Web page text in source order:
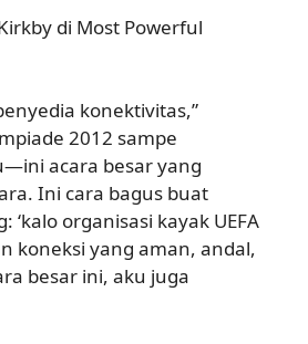
di Most Powerful
konektivitas,”
2012 sampe
acara besar yang
Ini cara bagus buat
‘kalo organisasi kayak UEFA
koneksi yang aman, andal,
besar ini, aku juga